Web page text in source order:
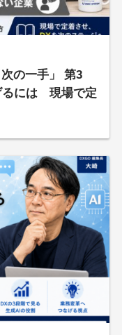
の一手」 第3
るには 現場で定